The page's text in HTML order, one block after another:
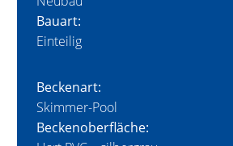
Bauart:
Einteilig
Beckenart:
Skimmer-Pool
Beckenoberfläche: